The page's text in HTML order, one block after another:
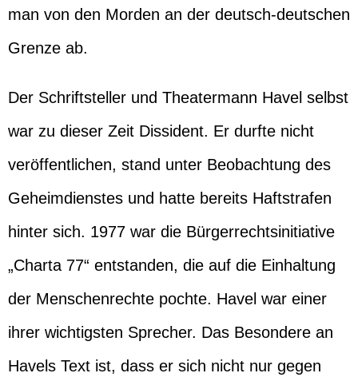
man von den Morden an der deutsch-deutschen
Grenze ab.
Der Schriftsteller und Theatermann Havel selbst
war zu dieser Zeit Dissident. Er durfte nicht
veröffentlichen, stand unter Beobachtung des
Geheimdienstes und hatte bereits Haftstrafen
hinter sich. 1977 war die Bürgerrechtsinitiative
„Charta 77“ entstanden, die auf die Einhaltung
der Menschenrechte pochte. Havel war einer
ihrer wichtigsten Sprecher. Das Besondere an
Havels Text ist, dass er sich nicht nur gegen